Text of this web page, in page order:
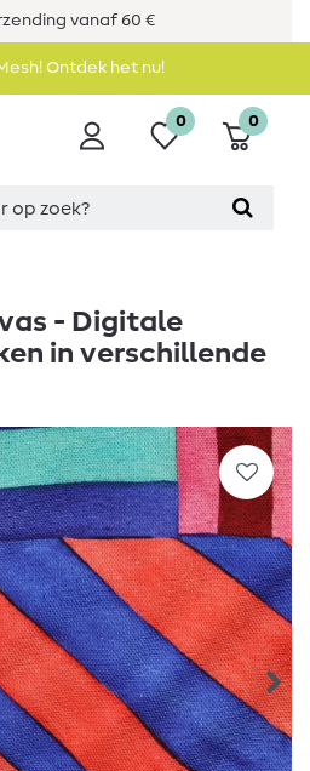
vanaf 60 €
Ontdek het nu!
0 0
- Digitale
in verschillende